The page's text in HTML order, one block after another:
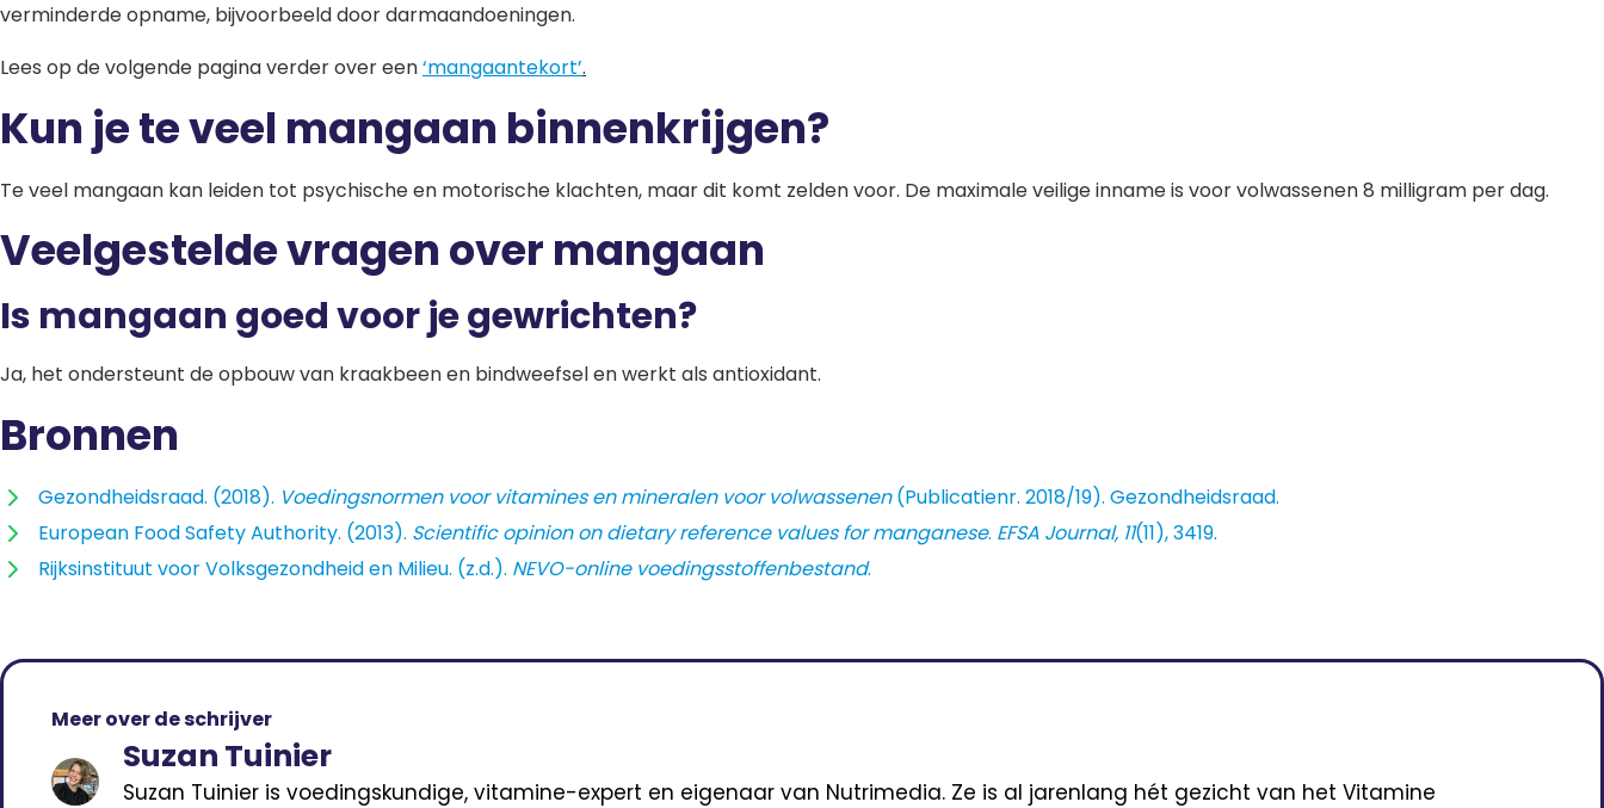
verminderde opname, bijvoorbeeld door darmaandoeningen.
Lees op de volgende pagina verder over een‘mangaantekort’.
Kun je te veel mangaan binnenkrijgen?
Te veel mangaan kan leiden tot psychische en motorische klachten, maar dit komt zelden voor. De maximale veilige inname is voor volwassenen 8 milligram per dag.
Veelgestelde vragen over mangaan
Is mangaan goed voor je gewrichten?
Ja, het ondersteunt de opbouw van kraakbeen en bindweefsel en werkt als antioxidant.
Bronnen
Gezondheidsraad. (2018). Voedingsnormen voor vitamines en mineralen voor volwassenen(Publicatienr. 2018/19). Gezondheidsraad.
European Food Safety Authority. (2013). Scientific opinion on dietary reference values for manganese. EFSA Journal, 11(11), 3419.
Rijksinstituut voor Volksgezondheid en Milieu. (z.d.). NEVO-online voedingsstoffenbestand.
Meer over de schrijver
Suzan Tuinier
Suzan Tuinier is voedingskundige, vitamine-expert en eigenaar van Nutrimedia. Ze is al jarenlang hét gezicht van het Vitamine